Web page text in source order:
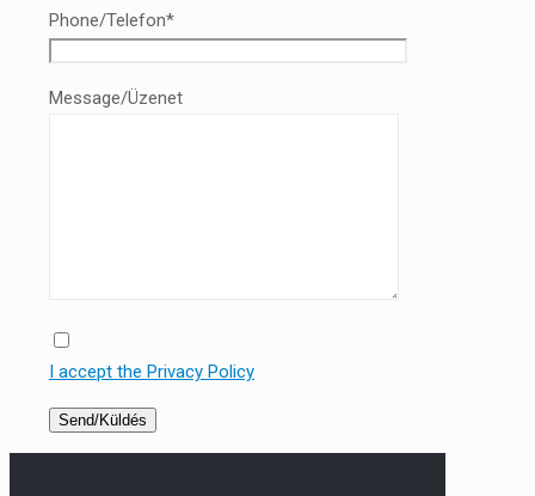
Phone/Telefon*
Message/Üzenet
I accept the Privacy Policy